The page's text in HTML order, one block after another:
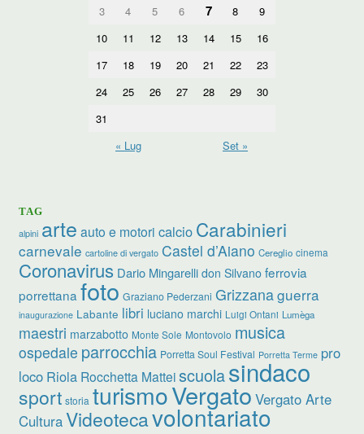
3
4 5 6 7 8
9
10
11 12 13 14 15
16
17
18 19 20 21 22
23
24
25 26 27 28 29
30
31
« Lug
Set »
TAG
alpini arte auto e motori calcio Carabinieri
carnevale cartoline di vergato Castel d’Aiano Cereglio cinema
Coronavirus Dario Mingarelli don Silvano ferrovia
porrettana foto Graziano Pederzani Grizzanaguerra
inaugurazione Labante libri luciano marchi Luigi Ontani Lumèga
maestri marzabotto Monte Sole Montovolo musica
ospedale parrocchia Porretta Soul Festival Porretta Terme pro
loco Riola Rocchetta Matteiscuolasindaco
sport storia turismoVergato Vergato Arte
CulturaVideotecavolontariato